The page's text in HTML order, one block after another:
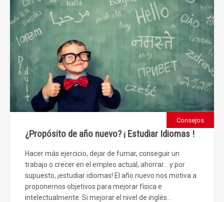
Consejos
¿Propósito de año nuevo? ¡ Estudiar Idiomas !
Hacer más ejercicio, dejar de fumar, conseguir un
trabajo o crecer en el empleo actual, ahorrar… y por
supuesto, ¡estudiar idiomas! El año nuevo nos motiva a
proponernos objetivos para mejorar física e
intelectualmente. Si mejorar el nivel de inglés...